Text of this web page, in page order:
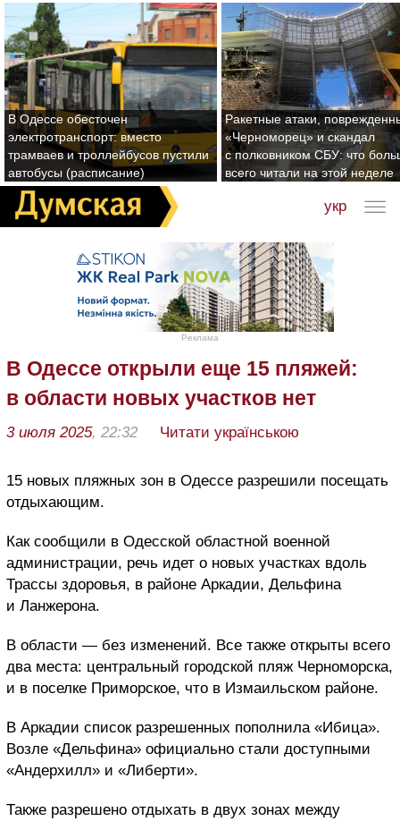
В Одессе обесточен
электротранспорт: вместо
трамваев и троллейбусов пустили
автобусы (расписание)
Ракетные атаки,
«Черноморец» и скандал
с полковником СБУ: что
всего читали на этой неделе
укр
Реклама
В Одессе открыли еще 15 пляжей:
в области новых участков нет
3 июля 2025, 22:32 Читати українською
15 новых пляжных зон в Одессе разрешили посещать
отдыхающим.
Как сообщили в Одесской областной военной
администрации, речь идет о новых участках вдоль
Трассы здоровья, в районе Аркадии, Дельфина
и Ланжерона.
В области — без изменений. Все также открыты всего
два места: центральный городской пляж Черноморска,
и в поселке Приморское, что в Измаильском районе.
В Аркадии список разрешенных пополнила «Ибица».
Возле «Дельфина» официально стали доступными
«Андерхилл» и «Либерти».
Также разрешено отдыхать в двух зонах между